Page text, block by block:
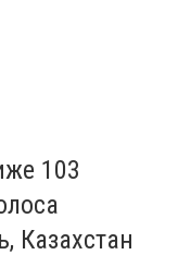
103
Казахстан